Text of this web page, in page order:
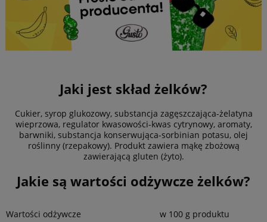
Jaki jest skład żelków?
Cukier, syrop glukozowy, substancja zagęszczająca-żelatyna
wieprzowa, regulator kwasowości-kwas cytrynowy, aromaty,
barwniki, substancja konserwująca-sorbinian potasu, olej
roślinny (rzepakowy). Produkt zawiera mąkę zbożową
zawierającą gluten (żyto).
Jakie są wartości odżywcze żelków?
Wartości odżywcze w 100 g produktu